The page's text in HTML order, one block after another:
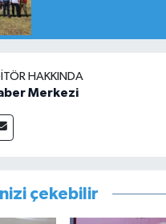
HAKKINDA
Merkezi
çekebilir